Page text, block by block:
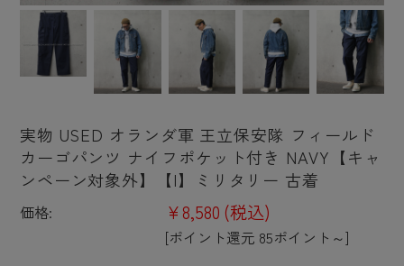
実物 USED オランダ軍 王立保安隊 フィールド
カーゴパンツ ナイフポケット付き NAVY【キャ
ンペーン対象外】【I】ミリタリー 古着
価格: ¥8,580 (税込)
[ポイント還元 85ポイント～]